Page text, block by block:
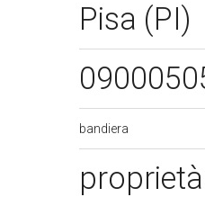
Pisa (PI)
bandiera